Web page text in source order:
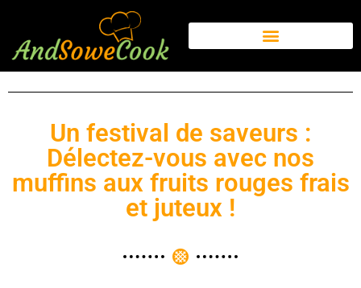
Un festival de saveurs :
Délectez-vous avec nos
muffins aux fruits rouges frais
et juteux !